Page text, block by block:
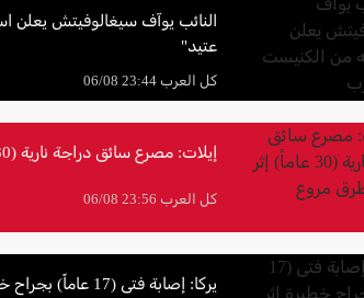
النائب يوآف سيغالوفيتش
عتيد"
كل العرب 23:44 06/08
إيلات: مصرع سائق دراجة نارية (30 عاماً) إثر حادث طرق مروع
كل العرب 23:56 06/08
يركا: إصابة فتى